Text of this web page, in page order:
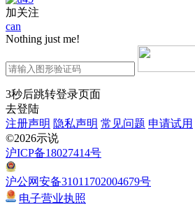
加关注
can
Nothing just me!
3秒后跳转登录页面
去登陆
注册声明 隐私声明 常见问题 申请试用
©2026示说
沪ICP备18027414号
沪公网安备31011702004679号
电子营业执照